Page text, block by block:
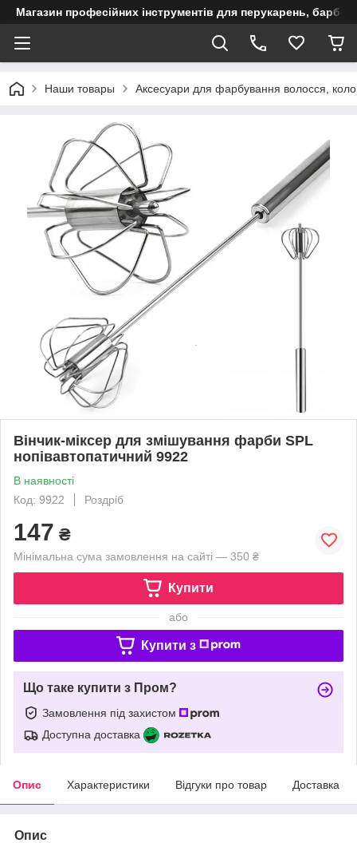
Магазин професійних інструментів для перукарень,
Наши товары Аксесуари для фарбування волосся,
Вінчик-міксер для змішування фарби SPL
нопівавтопатичний 9922
В наявності
Код: 9922
Роздріб
147 ₴
Мінімальна сума замовлення на сайті — 350 ₴
Купити
або
Купити з
Що таке купити з Пром?
Замовлення під захистом
Доступна доставка
Опис Характеристики Відгуки про товар Доставка
Опис